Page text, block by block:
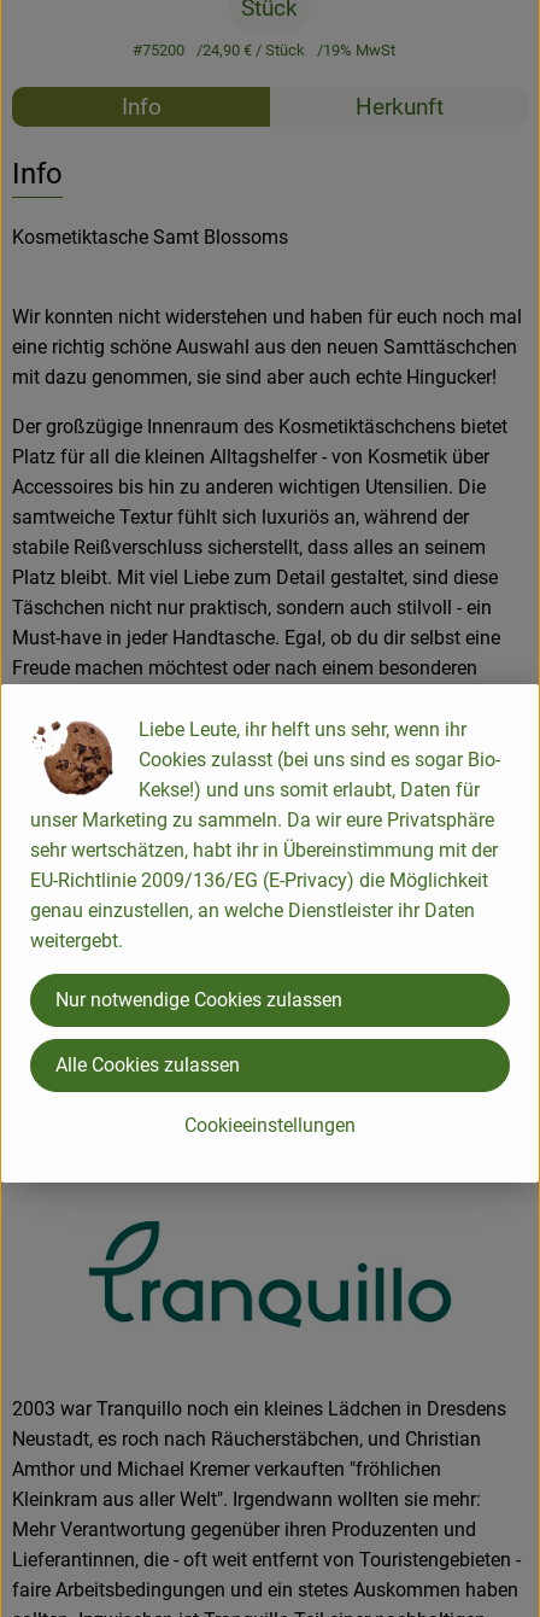
Stück
#75200 24,90 € / Stück 19% MwSt
Rezepte
Info Herkunft
Info
Kosmetiktasche Samt Blossoms
Wir konnten nicht widerstehen und haben für euch noch mal
eine richtig schöne Auswahl aus den neuen Samttäschchen
mit dazu genommen, sie sind aber auch echte Hingucker!
Der großzügige Innenraum des Kosmetiktäschchens bietet
Platz für all die kleinen Alltagshelfer - von Kosmetik über
Accessoires bis hin zu anderen wichtigen Utensilien. Die
samtweiche Textur fühlt sich luxuriös an, während der
stabile Reißverschluss sicherstellt, dass alles an seinem
Platz bleibt. Mit viel Liebe zum Detail gestaltet, sind diese
Täschchen nicht nur praktisch, sondern auch stilvoll - ein
Must-have in jeder Handtasche. Egal, ob du dir selbst eine
Freude machen möchtest oder nach einem besonderen
Nutzen mit einer Prise Eleganz und Raffinesse.
Maße: 16 x 12 x 7 cm
Material: 100 % Baumwolle (bio), GOTS-zertifiziert
Produktinformationen
Herkunft
Hersteller: Tranquillo
2003 war Tranquillo noch ein kleines Lädchen in Dresdens
Neustadt, es roch nach Räucherstäbchen, und Christian
Amthor und Michael Kremer verkauften "fröhlichen
Kleinkram aus aller Welt". Irgendwann wollten sie mehr:
Mehr Verantwortung gegenüber ihren Produzenten und
Lieferantinnen, die - oft weit entfernt von Touristengebieten -
faire Arbeitsbedingungen und ein stetes Auskommen haben
Liebe Leute, ihr helft uns sehr, wenn ihr
Cookies zulasst (bei uns sind es sogar Bio-
Kekse!) und uns somit erlaubt, Daten für
unser Marketing zu sammeln. Da wir eure Privatsphäre
sehr wertschätzen, habt ihr in Übereinstimmung mit der
EU-Richtlinie 2009/136/EG (E-Privacy) die Möglichkeit
genau einzustellen, an welche Dienstleister ihr Daten
weitergebt.
Cookieeinstellungen
Nur notwendige Cookies zulassen
Alle Cookies zulassen